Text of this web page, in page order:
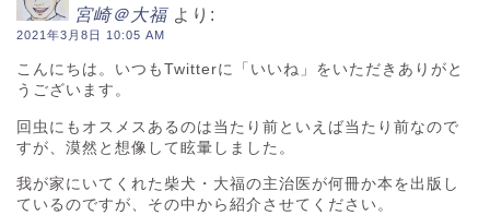
宮崎＠大福 より:
2021年3月8日 10:05 AM
こんにちは。いつもTwitterに「いいね」をいただきありがと
うございます。
回虫にもオスメスあるのは当たり前といえば当たり前なので
すが、漠然と想像して眩暈しました。
我が家にいてくれた柴犬・大福の主治医が何冊か本を出版し
ているのですが、その中から紹介させてください。